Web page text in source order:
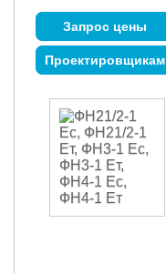
Запрос цены
Проектировщикам